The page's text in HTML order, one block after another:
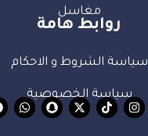
مغاسل
روابط هامة
سياسة الشروط و الاحكام
سياسة الخصوصية